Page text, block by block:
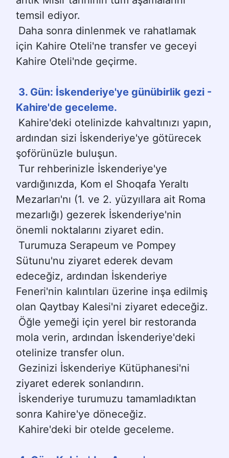
temsil ediyor.
Daha sonra dinlenmek ve rahatlamak
için Kahire Oteli'ne transfer ve geceyi
Kahire Oteli'nde geçirme.
3. Gün: İskenderiye'ye günübirlik gezi -
Kahire'de geceleme.
Kahire'deki otelinizde kahvaltınızı yapın,
ardından sizi İskenderiye'ye götürecek
şoförünüzle buluşun.
Tur rehberinizle İskenderiye'ye
vardığınızda, Kom el Shoqafa Yeraltı
Mezarları'nı (1. ve 2. yüzyıllara ait Roma
mezarlığı) gezerek İskenderiye'nin
önemli noktalarını ziyaret edin.
Turumuza Serapeum ve Pompey
Sütunu'nu ziyaret ederek devam
edeceğiz, ardından İskenderiye
Feneri'nin kalıntıları üzerine inşa edilmiş
olan Qaytbay Kalesi'ni ziyaret edeceğiz.
Öğle yemeği için yerel bir restoranda
mola verin, ardından İskenderiye'deki
otelinize transfer olun.
Gezinizi İskenderiye Kütüphanesi'ni
ziyaret ederek sonlandırın.
İskenderiye turumuzu tamamladıktan
sonra Kahire'ye döneceğiz.
Kahire'deki bir otelde geceleme.